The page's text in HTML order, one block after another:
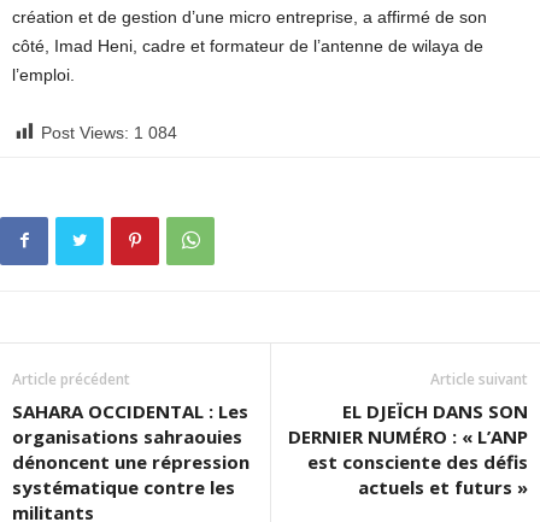
création et de gestion d’une micro entreprise, a affirmé de son
côté, Imad Heni, cadre et formateur de l’antenne de wilaya de
l’emploi.
Post Views: 1 084
Article précédent
SAHARA OCCIDENTAL : Les
organisations sahraouies
dénoncent une répression
systématique contre les
militants
Article suivant
EL DJEÏCH DANS SON
DERNIER NUMÉRO : « L’ANP
est consciente des défis
actuels et futurs »